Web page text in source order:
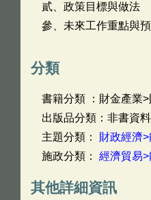
貳、政策目標與做法
參、未來工作重點與
分類
書籍分類 ：財金產業
出版品分類：非書資料
主題分類： 財政經濟
施政分類： 經濟貿易
其他詳細資訊